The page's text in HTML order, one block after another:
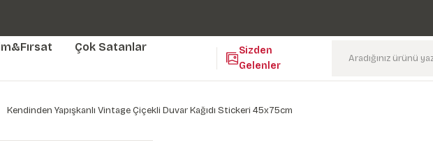
Kendinden Yapışkanlı Kolay Uygulanan Duvar Kağıtları😇
Çok Satanlar
Sizden
Gelenler
Kendinden Yapışkanlı Vintage Çiçekli Duvar Kağıdı Stickeri 45x75cm